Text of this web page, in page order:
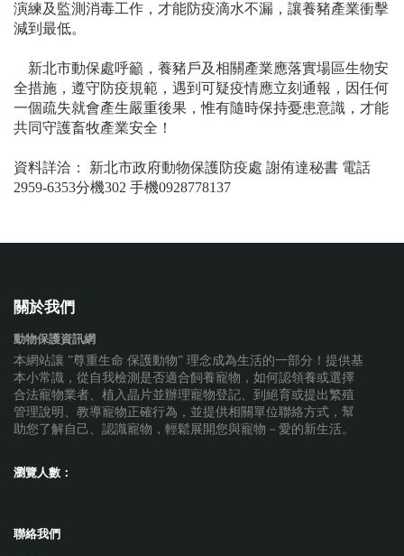
演練及監測消毒工作，才能防疫滴水不漏，讓養豬產業衝擊
減到最低。
新北市動保處呼籲，養豬戶及相關產業應落實場區生物安
全措施，遵守防疫規範，遇到可疑疫情應立刻通報，因任何
一個疏失就會產生嚴重後果，惟有隨時保持憂患意識，才能
共同守護畜牧產業安全！
資料詳洽： 新北市政府動物保護防疫處 謝侑達秘書 電話
2959-6353分機302 手機0928778137
關於我們
動物保護資訊網
本網站讓 ”尊重生命 保護動物” 理念成為生活的一部分！提供基
本小常識，從自我檢測是否適合飼養寵物，如何認領養或選擇
合法寵物業者、植入晶片並辦理寵物登記、到絕育或提出繁殖
管理說明、教導寵物正確行為，並提供相關單位聯絡方式，幫
助您了解自己、認識寵物，輕鬆展開您與寵物－愛的新生活。
瀏覽人數：
聯絡我們